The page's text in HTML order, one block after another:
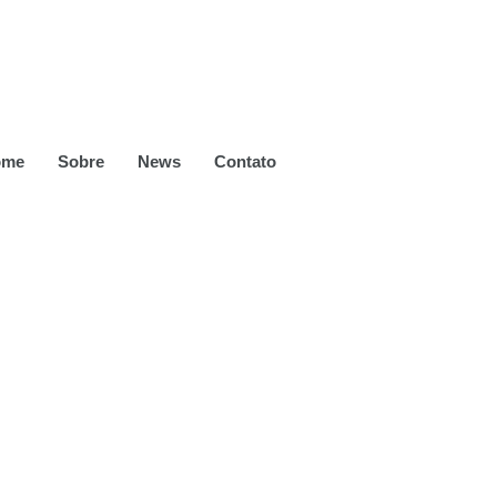
Sobre News Contato